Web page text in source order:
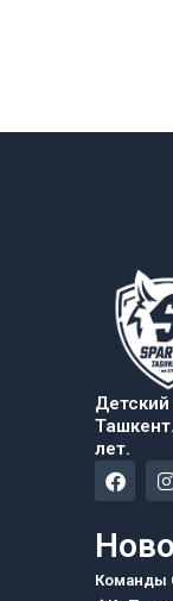
лет.
F
a
e
b
o
I
a
r
Команды